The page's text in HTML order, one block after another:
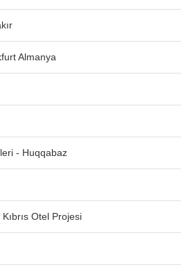
Almanya
- Huqqabaz
Otel Projesi